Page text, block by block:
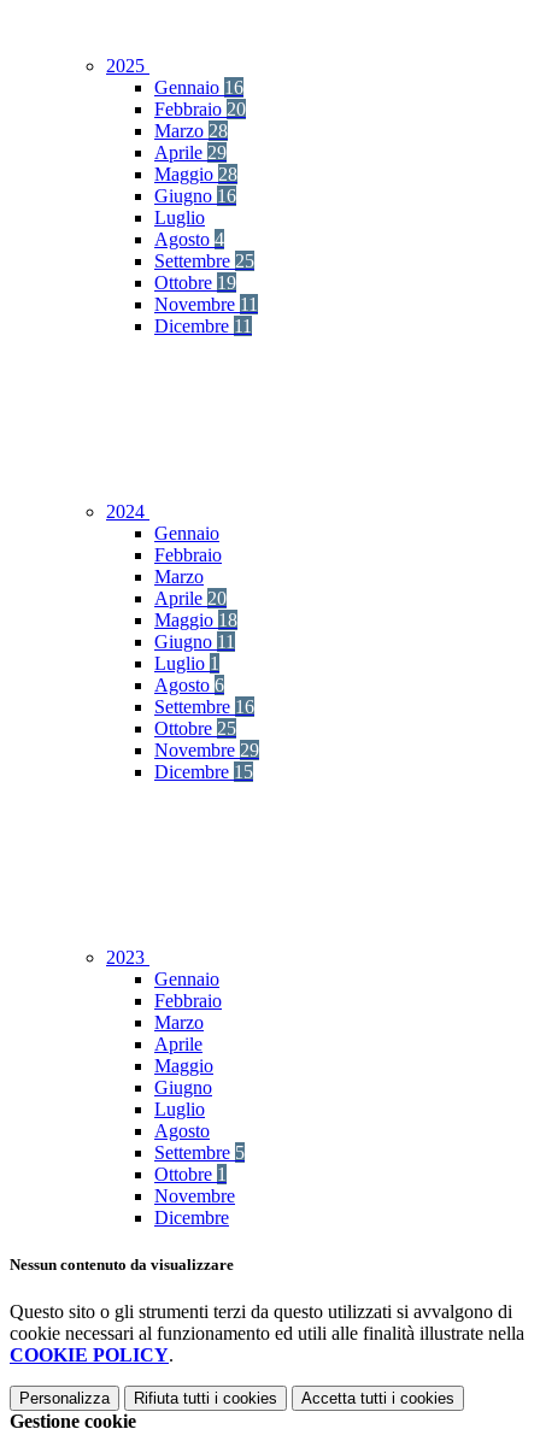
2025
Gennaio 16
Febbraio 20
Marzo 28
Aprile 29
Maggio 28
Giugno 16
Luglio
Agosto 4
Settembre 25
Ottobre 19
Novembre 11
Dicembre 11
2024
Gennaio
Febbraio
Marzo
Aprile 20
Maggio 18
Giugno 11
Luglio 1
Agosto 6
Settembre 16
Ottobre 25
Novembre 29
Dicembre 15
2023
Gennaio
Febbraio
Marzo
Aprile
Maggio
Giugno
Luglio
Agosto
Settembre 5
Ottobre 1
Novembre
Dicembre
Nessun contenuto da visualizzare
Questo sito o gli strumenti terzi da questo utilizzati si avvalgono di
cookie necessari al funzionamento ed utili alle finalità illustrate nella
COOKIE POLICY.
Personalizza Rifiuta tutti i cookies Accetta tutti i cookies
Gestione cookie